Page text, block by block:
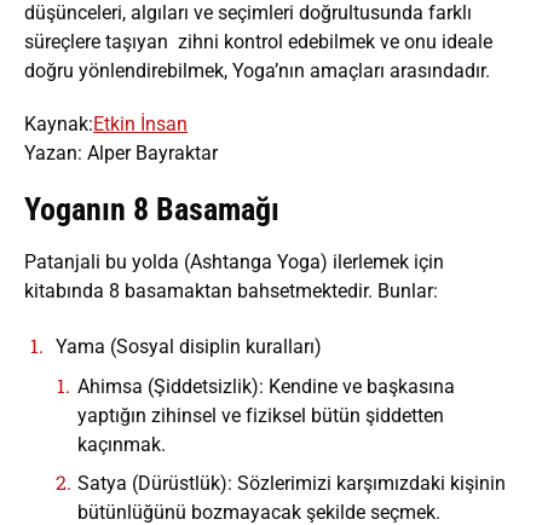
düşünceleri, algıları ve seçimleri doğrultusunda farklı
süreçlere taşıyan zihni kontrol edebilmek ve onu ideale
doğru yönlendirebilmek, Yoga’nın amaçları arasındadır.
Kaynak:Etkin İnsan
Yazan: Alper Bayraktar
Yoganın 8 Basamağı
Patanjali bu yolda (Ashtanga Yoga) ilerlemek için
kitabında 8 basamaktan bahsetmektedir. Bunlar:
Yama (Sosyal disiplin kuralları)
Ahimsa (Şiddetsizlik): Kendine ve başkasına
yaptığın zihinsel ve fiziksel bütün şiddetten
kaçınmak.
Satya (Dürüstlük): Sözlerimizi karşımızdaki kişinin
bütünlüğünü bozmayacak şekilde seçmek.